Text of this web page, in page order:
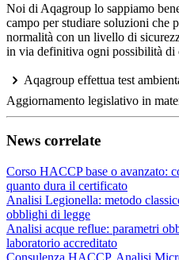
Noi di Aqagroup lo sappiamo
campo per studiare soluzioni che
normalità con un livello di
in via definitiva ogni possibilità
Aqagroup effettua test
Aggiornamento legislativo in
News correlate
Corso HACCP base o avanzato:
quanto dura il certificato
Analisi Legionella: metodo
obblighi di legge
Analisi acque reflue: parametri
laboratorio accreditato